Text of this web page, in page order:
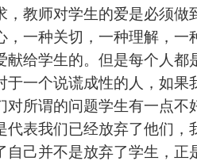
，教师对学生的爱是必须
，一种关切，一种理解，
献给学生的。但是每个人
于一个说谎成性的人，如
对所谓的问题学生有一点
代表我们已经放弃了他们
自己并不是放弃了学生，正